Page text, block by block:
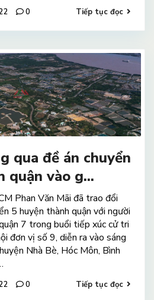
0 Tiếp tục đọc
qua đề án chuyển
quận vào g...
Phan Văn Mãi đã trao đổi
5 huyện thành quận với người
7 trong buổi tiếp xúc cử tri
đơn vị số 9, diễn ra vào sáng
Nhà Bè, Hóc Môn, Bình
0 Tiếp tục đọc